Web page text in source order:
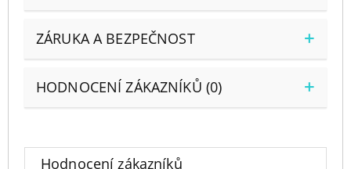
Hodnocení zákazníků
ZÁRUKA A BEZPEČNOST
HODNOCENÍ ZÁKAZNÍKŮ (0)